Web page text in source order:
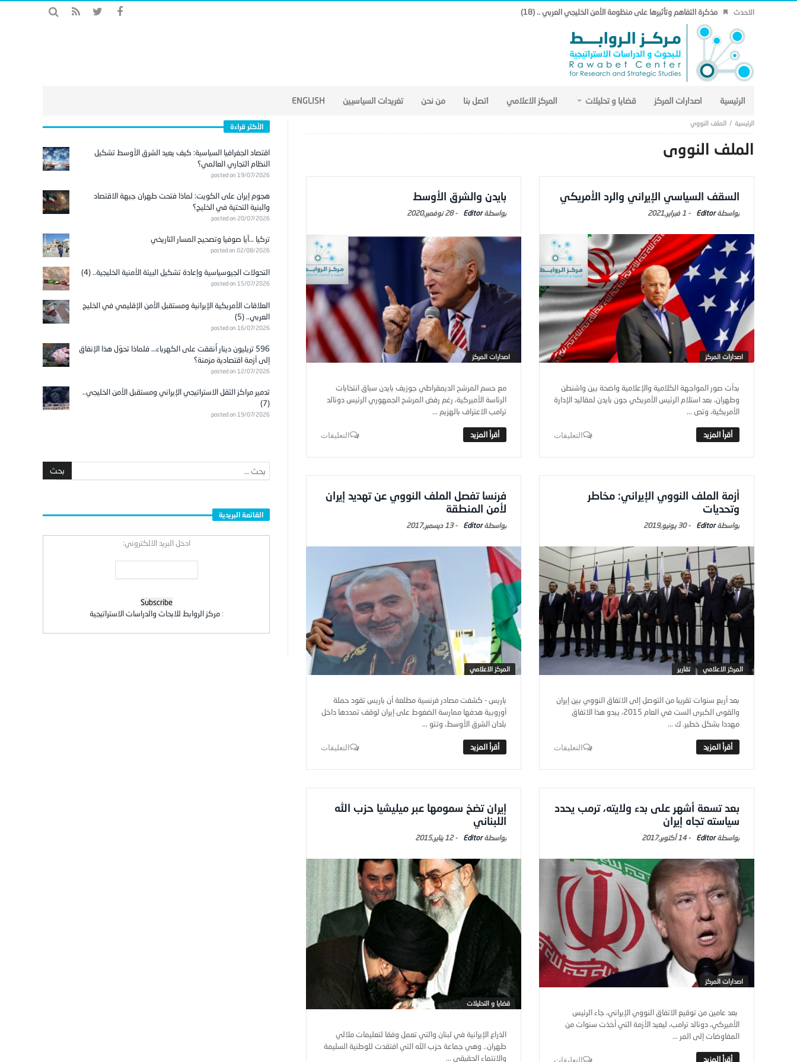
الاحدث مذكرة التفاهم وتأثيرها على منظومة الأمن الخليجي العربي .. (18)
الرئيسية اصدارات المركز قضايا و تحليلات المركز الاعلامي اتصل بنا من نحن تغريدات السياسيين ENGLISH
الملف النووي
الملف النووي
السقف السياسي الإيراني والرد الأمريكي
Editor
- 1 فبراير,2021
اصدارات المركز
بدأت صور المواجهة الكلامية والإعلامية واضحة بين واشنطن
وطهران، بعد استلام الرئيس الأمريكي جون بايدن لمقاليد الإدارة
الأمريكية، وتص ...
التعليقات
بايدن والشرق الأوسط
Editor
-28 نوفمبر,2020
اصدارات المركز
مع حسم المرشح الديمقراطي جوزيف بايدن سباق انتخابات
الرئاسة الأميركية، رغم رفض المرشح الجمهوري الرئيس دونالد
ترامب الاعتراف بالهزيم ...
التعليقات
أزمة الملف النووي الإيراني: مخاطر
وتحديات
Editor
-30 يونيو,2019
المركز الاعلامي تقارير
بعد أربع سنوات تقريبا من التوصل إلى الاتفاق النووي بين إيران
والقوى الكبرى الست في العام 2015، يبدو هذا الاتفاق
مهددا بشكل خطير. ك ...
التعليقات
فرنسا تفصل الملف النووي عن تهديد إيران
لأمن المنطقة
Editor
-13 ديسمبر,2017
المركز الاعلامي
باريس - كشفت مصادر فرنسية مطلعة أن باريس تقود حملة
أوروبية هدفها ممارسة الضغوط على إيران لوقف تمددها داخل
بلدان الشرق الأوسط، وتتو ...
التعليقات
بعد تسعة أشهر على بدء ولايته، ترمب يحدد
سياسته تجاه إيران
Editor
-14 أكتوبر,2017
اصدارات المركز
بعد عامين من توقيع الاتفاق النووي الإيراني، جاء الرئيس
الأميركي، دونالد ترامب، ليعيد الأزمة التي أخذت سنوات من
المفاوضات إلى المر ...
التعليقات
إيران تضخ سمومها عبر ميليشيا حزب الله
اللبناني
Editor
-12 يناير,2015
قضايا و التحليلات
الذراع الإيرانية في لبنان والتي تعمل وفقا لتعليمات ملالي
طهران.. وهي جماعة حزب الله التي افتقدت للوطنية السليمة
والانتماء الحقيقي ...
الأكثر قراءة
اقتصاد الجغرافيا السياسية: كيف يعيد الشرق الأوسط تشكيل
النظام التجاري العالمي؟
posted on 19/07/2026
هجوم إيران على الكويت: لماذا فتحت طهران جبهة الاقتصاد
والبنية التحتية في الخليج؟
posted on 20/07/2026
تركيا …آيا صوفيا وتصحيح المسار التاريخي
posted on 02/08/2026
التحولات الجيوسياسية وإعادة تشكيل البيئة الأمنية الخليجية.. (4)
posted on 15/07/2026
العلاقات الأمريكية الإيرانية ومستقبل الأمن الإقليمي في الخليج
العربي.. (5)
posted on 16/07/2026
596 تريليون دينار أُنفقت على الكهرباء… فلماذا تحوّل هذا الإنفاق
إلى أزمة اقتصادية مزمنة؟
posted on 12/07/2026
تدمير مراكز الثقل الاستراتيجي الإيراني ومستقبل الأمن الخليجي..
(7)
posted on 19/07/2026
القائمة البريدية
ادخل البريد الالكتروني:
:مركز الروابط للابحاث والدراسات الاستراتيجية